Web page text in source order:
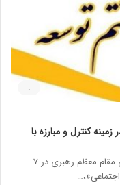
.
کنترل و مبارزه با
اخیرا سیاست‌های کلی برنامه هفتم توسعه از سوی مقام معظم رهبری در ۷